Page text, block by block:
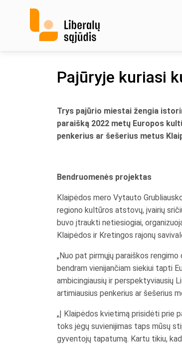
Pajūryje kuriasi
Trys pajūrio miestai žengia
paraišką 2022 metų Europos
penkerius ar šešerius metus
Bendruomenės projektas
Klaipėdos mero Vytauto
regiono kultūros atstovų, įvairių
buvo įtraukti netiesiogiai,
Klaipėdos ir Kretingos rajonų
„Nuo pat pirmųjų paraiškos
bendram vienijančiam siekiui tapti
ambicingiausių ir perspektyviausių
artimiausius penkerius ar šešerius
„Į Klaipėdos kvietimą prisidėti prie
toks jėgų suvienijimas taps mūsų
gyventojų tapatumą. Kartu tikiu,